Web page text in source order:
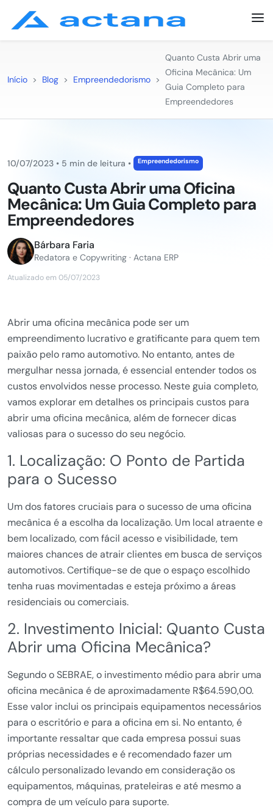
Início > Blog > Empreendedorismo >
Quanto Custa Abrir uma
Oficina Mecânica: Um
Guia Completo para
Empreendedores
10/07/2023 • 5 min de leitura • Empreendedorismo
Quanto Custa Abrir uma Oficina
Mecânica: Um Guia Completo para
Empreendedores
Bárbara Faria
Redatora e Copywriting · Actana ERP
Atualizado em 05/07/2023
Abrir uma oficina mecânica pode ser um
empreendimento lucrativo e gratificante para quem tem
paixão pelo ramo automotivo. No entanto, antes de
mergulhar nessa jornada, é essencial entender todos os
custos envolvidos nesse processo. Neste guia completo,
vamos explorar em detalhes os principais custos para
abrir uma oficina mecânica, além de fornecer dicas
valiosas para o sucesso do seu negócio.
1. Localização: O Ponto de Partida
para o Sucesso
Um dos fatores cruciais para o sucesso de uma oficina
mecânica é a escolha da localização. Um local atraente e
bem localizado, com fácil acesso e visibilidade, tem
maiores chances de atrair clientes em busca de serviços
automotivos. Certifique-se de que o espaço escolhido
tenha ruas movimentadas e esteja próximo a áreas
residenciais ou comerciais.
2. Investimento Inicial: Quanto Custa
Abrir uma Oficina Mecânica?
Segundo o SEBRAE, o investimento médio para abrir uma
oficina mecânica é de aproximadamente R$64.590,00.
Esse valor inclui os principais equipamentos necessários
para o escritório e para a oficina em si. No entanto, é
importante ressaltar que cada empresa possui suas
próprias necessidades e é recomendado fazer um
cálculo personalizado levando em consideração os
equipamentos, máquinas, prateleiras e até mesmo a
compra de um veículo para suporte.